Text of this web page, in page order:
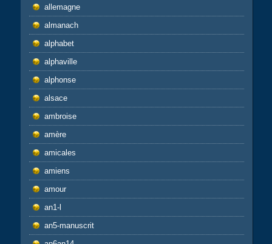
allemagne
almanach
alphabet
alphaville
alphonse
alsace
ambroise
amère
amicales
amiens
amour
an1-l
an5-manuscrit